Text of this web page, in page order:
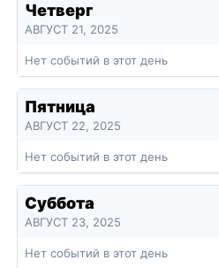
Четверг
АВГУСТ 21, 2025
Нет событий в этот день
Пятница
АВГУСТ 22, 2025
Нет событий в этот день
Суббота
АВГУСТ 23, 2025
Нет событий в этот день